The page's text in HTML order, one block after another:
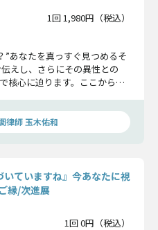
1回 1,980円（税込）
”あなたを真っすぐ見つめるそ
えし、さらにその異性との
核心に迫ります。ここから幸
律師 玉木佑和
いていますね』今あなたに視
縁/次進展
1回 0円（税込）